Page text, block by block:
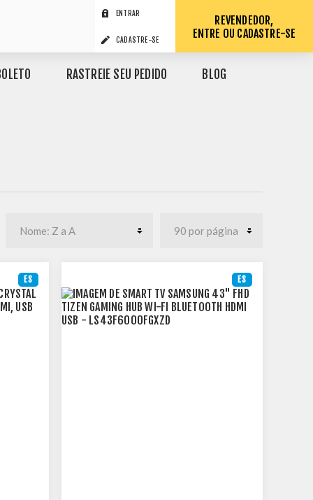
ENTRAR
CADASTRE-SE
REVENDEDOR,
ENTRE OU CADASTRE-SE
RASTREIE SEU PEDIDO BLOG
ES ES